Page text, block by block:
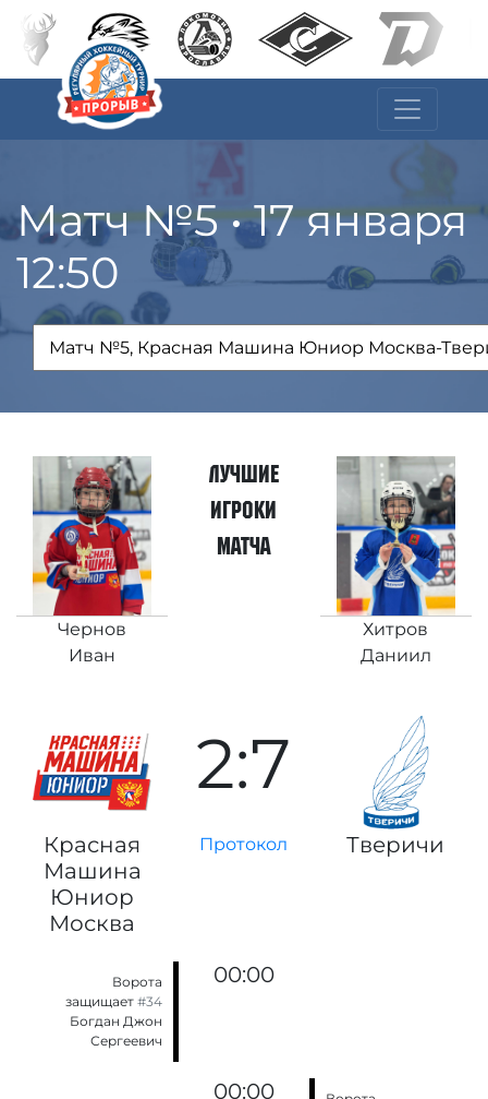
Матч №5 • 17 января
12:50
Лучшие
игроки
матча
Чернов
Иван
Хитров
Даниил
2:7
Красная
Машина
Юниор
Москва
Протокол Тверичи
Ворота
защищает#34
Богдан Джон
Сергеевич
00:00
00:00